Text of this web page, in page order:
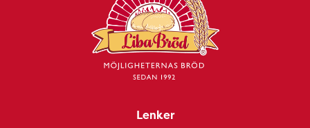
Lenker